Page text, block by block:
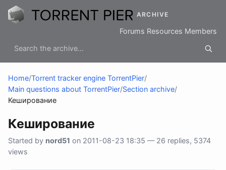
ARCHIVE
Forums Resources Members
Home/Torrent tracker engine TorrentPier/
Main questions about TorrentPier/Section archive/
Кеширование
Кеширование
Started by nord51 on 2011-08-23 18:35 — 26 replies, 5374
views